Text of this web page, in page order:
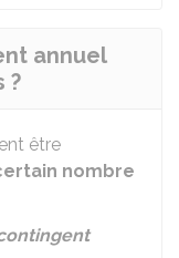
annuel
?
être
nombre